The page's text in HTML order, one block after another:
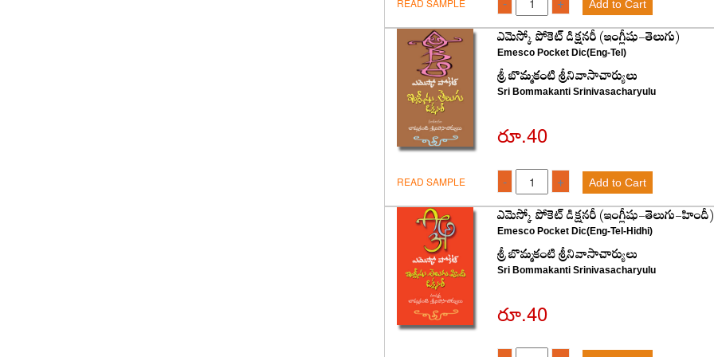
READ SAMPLE Add to Cart
READ SAMPLE
ఎమెస్కో పోకెట్‌ డిక్షనరీ (ఇంగ్లీషు-తెలుగు)
Emesco Pocket Dic(Eng-Tel)
శ్రీ బొమ్మకంటి శ్రీనివాసాచార్యులు
Sri Bommakanti Srinivasacharyulu
రూ.40
- + Add to Cart
ఎమెస్కో పోకెట్‌ డిక్షనరీ (ఇంగ్లీషు-తెలుగు-హిందీ)
Emesco Pocket Dic(Eng-Tel-Hidhi)
శ్రీ బొమ్మకంటి శ్రీనివాసాచార్యులు
Sri Bommakanti Srinivasacharyulu
రూ.40